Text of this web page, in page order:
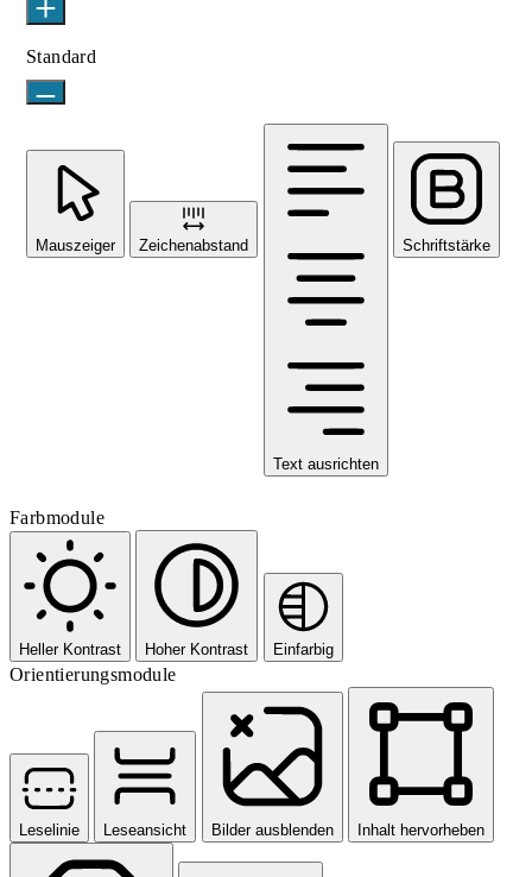
Standard
Mauszeiger Zeichenabstand
Text ausrichten
Schriftstärke
Farbmodule
Heller Kontrast Hoher Kontrast Einfarbig
Orientierungsmodule
Leselinie Leseansicht Bilder ausblenden Inhalt hervorheben